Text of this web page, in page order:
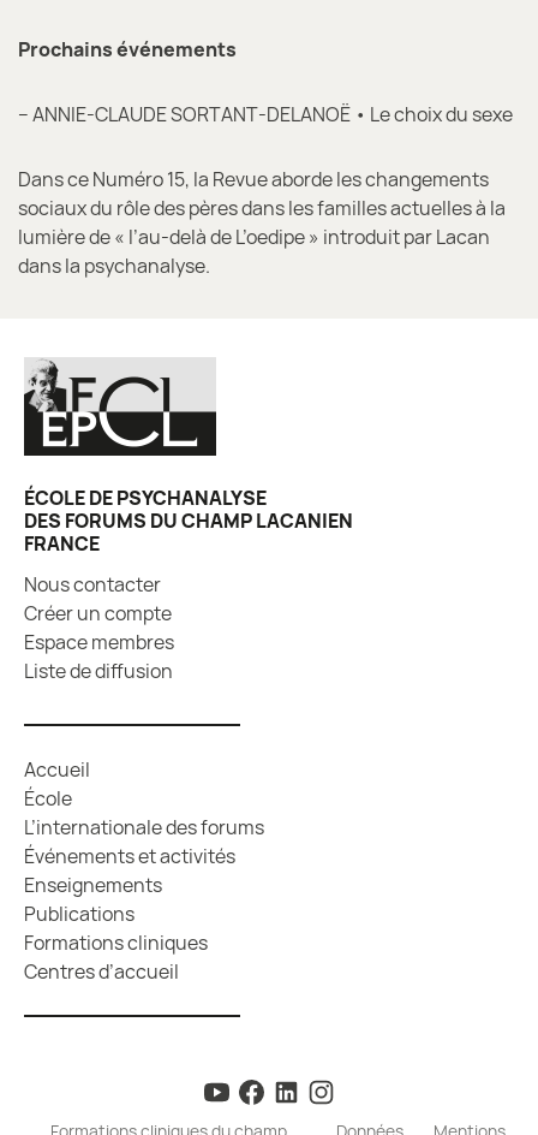
Prochains événements
– ANNIE-CLAUDE SORTANT-DELANOË • Le choix du sexe
Dans ce Numéro 15, la Revue aborde les changements
sociaux du rôle des pères dans les familles actuelles à la
lumière de « l’au-delà de L’oedipe » introduit par Lacan
dans la psychanalyse.
ÉCOLE DE PSYCHANALYSE
DES FORUMS DU CHAMP LACANIEN
FRANCE
Nous contacter
Créer un compte
Espace membres
Liste de diffusion
Accueil
École
L’internationale des forums
Événements et activités
Enseignements
Publications
Formations cliniques
Centres d’accueil